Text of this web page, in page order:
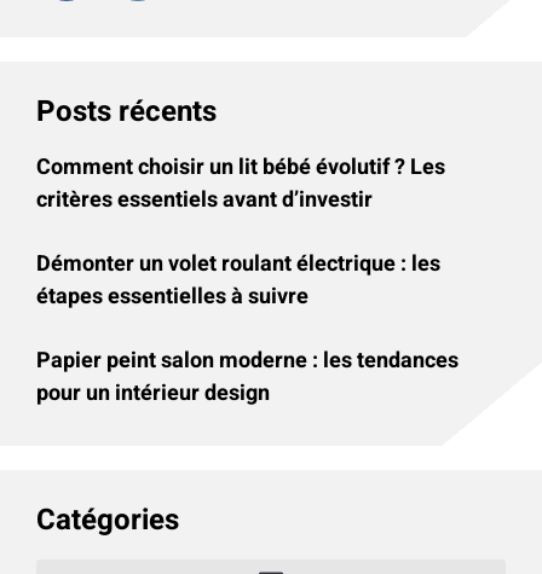
Posts récents
Comment choisir un lit bébé évolutif ? Les
critères essentiels avant d’investir
Démonter un volet roulant électrique : les
étapes essentielles à suivre
Papier peint salon moderne : les tendances
pour un intérieur design
Catégories